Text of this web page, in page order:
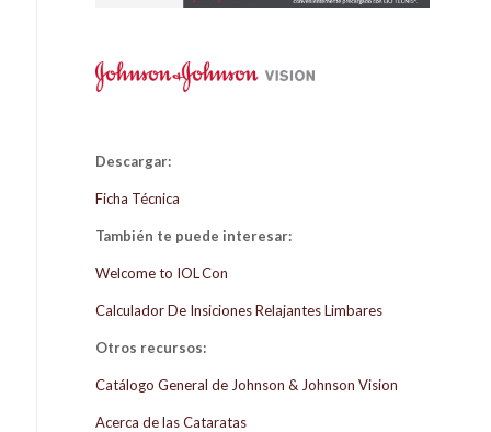
Descargar:
Ficha Técnica
También te puede interesar:
Welcome to IOL Con
Calculador De Insiciones Relajantes Limbares
Otros recursos:
Catálogo General de Johnson & Johnson Vision
Acerca de las Cataratas